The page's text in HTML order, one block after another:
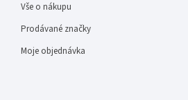
Vše o nákupu
Prodávané značky
Moje objednávka